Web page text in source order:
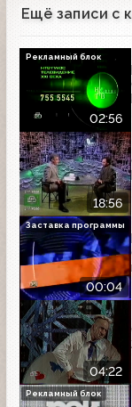
Ещё записи с
02:56
Рекламный блок
18:56
00:04
Заставка программы
04:22
Рекламный блок